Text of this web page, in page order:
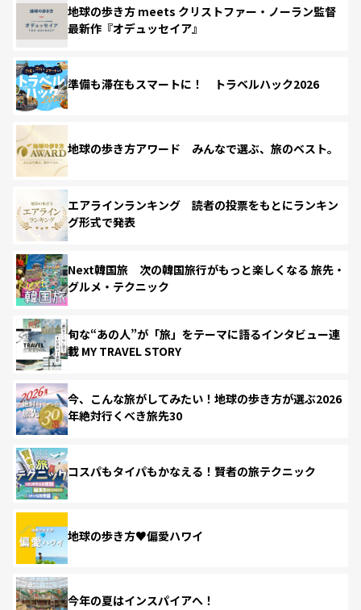
地球の歩き方 meets クリストファー・ノーラン監督
最新作『オデュッセイア』
準備も滞在もスマートに！ トラベルハック2026
地球の歩き方アワード みんなで選ぶ、旅のベスト。
エアラインランキング 読者の投票をもとにランキン
グ形式で発表
Next韓国旅 次の韓国旅行がもっと楽しくなる 旅先・
グルメ・テクニック
旬な“あの人”が「旅」をテーマに語るインタビュー連
載 MY TRAVEL STORY
今、こんな旅がしてみたい！地球の歩き方が選ぶ2026
年絶対行くべき旅先30
コスパもタイパもかなえる！賢者の旅テクニック
地球の歩き方♥偏愛ハワイ
今年の夏はインスパイアへ！